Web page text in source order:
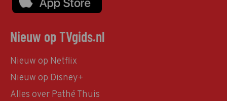
Nieuw op TVgids.nl
Nieuw op Netflix
Nieuw op Disney+
Alles over Pathé Thuis